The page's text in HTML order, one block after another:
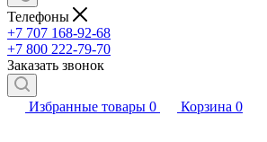
Телефоны
+7 707 168-92-68
+7 800 222-79-70
Заказать звонок
Избранные товары 0 Корзина 0